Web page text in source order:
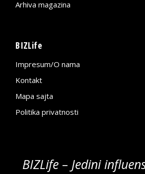
Arhiva magazina
BIZLife
Impresum/O nama
Kontakt
Mapa sajta
Politika privatnosti
BIZLife – Jedini